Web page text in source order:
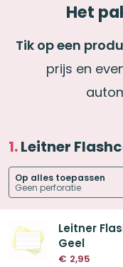
Het
Tik op een
prijs en
Leitner
Op alles toepassen
Leitner
Geel
€ 2,95